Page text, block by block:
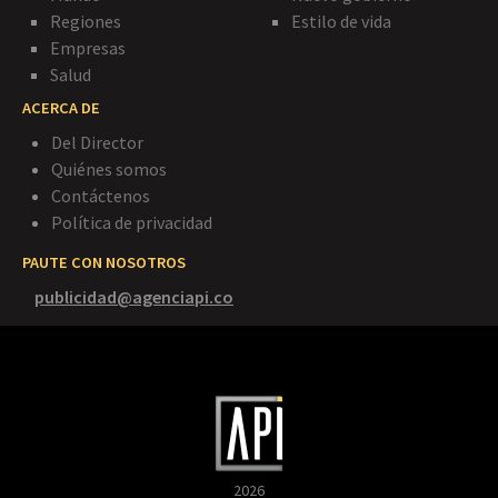
Regiones
Empresas
Salud
Estilo de vida
ACERCA DE
Del Director
Quiénes somos
Contáctenos
Política de privacidad
PAUTE CON NOSOTROS
publicidad@agenciapi.co
2026